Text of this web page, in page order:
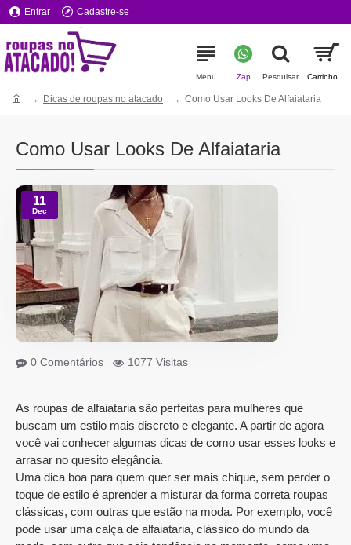
Entrar Cadastre-se
Dicas de roupas no atacado Como Usar Looks De Alfaiataria
Como Usar Looks De Alfaiataria
11
Dec
0 Comentários 1077 Visitas
As roupas de alfaiataria são perfeitas para mulheres que
buscam um estilo mais discreto e elegante. A partir de agora
você vai conhecer algumas dicas de como usar esses looks e
arrasar no quesito elegância.
Uma dica boa para quem quer ser mais chique, sem perder o
toque de estilo é aprender a misturar da forma correta roupas
clássicas, com outras que estão na moda. Por exemplo, você
pode usar uma calça de alfaiataria, clássico do mundo da